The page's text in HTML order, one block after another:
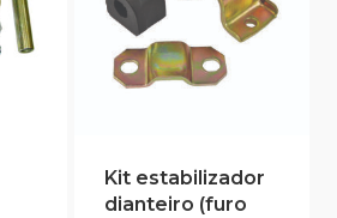
Kit estabilizador
dianteiro (furo